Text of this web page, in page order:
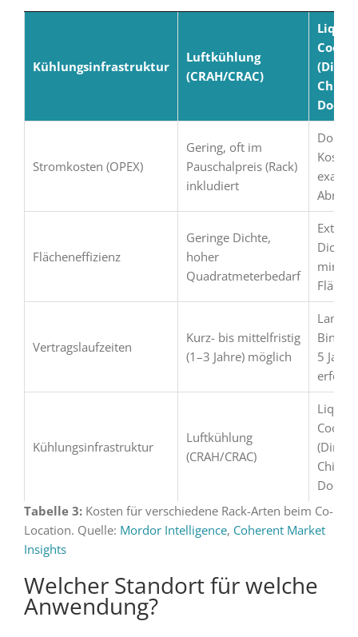
Kühlungsinfrastruktur
Luftkühlung
(CRAH/CRAC)
Liquid
Chip,
Door)
Stromkosten (OPEX)
Gering, oft im
Pauschalpreis (Rack)
inkludiert
exakte
Flächeneffizienz
Geringe Dichte,
hoher
Quadratmeterbedarf
Dichte,
Vertragslaufzeiten
Kurz- bis mittelfristig
(1–3 Jahre) möglich
5 Jahre
Kühlungsinfrastruktur
Luftkühlung
(CRAH/CRAC)
Liquid
Cooling
Chip,
Door)
Tabelle 3:Kosten für verschiedene Rack-Arten beim Co-
Location. Quelle: Mordor Intelligence, Coherent Market
Insights
Welcher Standort für welche
Anwendung?